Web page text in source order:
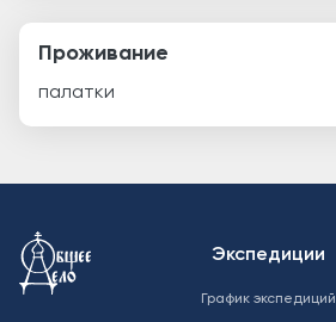
Проживание
палатки
Меню в подвалеЭкспедиции
График экспедиций